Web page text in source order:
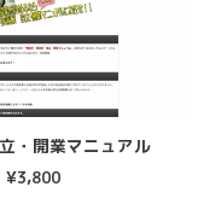
・開業マニュアル
¥3,800